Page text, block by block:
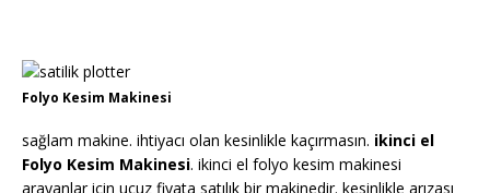
Folyo Kesim Makinesi
sağlam makine. ihtiyacı olan kesinlikle kaçırmasın. ikinci el
Folyo Kesim Makinesi. ikinci el folyo kesim makinesi
arayanlar için ucuz fiyata satılık bir makinedir. kesinlikle arızası